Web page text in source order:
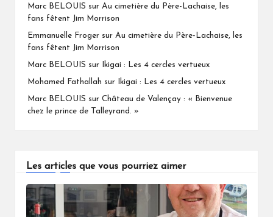
Marc BELOUIS sur Au cimetière du Père-Lachaise, les
fans fêtent Jim Morrison
Emmanuelle Froger sur Au cimetière du Père-Lachaise, les
fans fêtent Jim Morrison
Marc BELOUIS sur Ikigai : Les 4 cercles vertueux
Mohamed Fathallah sur Ikigai : Les 4 cercles vertueux
Marc BELOUIS sur Château de Valençay : « Bienvenue
chez le prince de Talleyrand. »
Les articles que vous pourriez aimer